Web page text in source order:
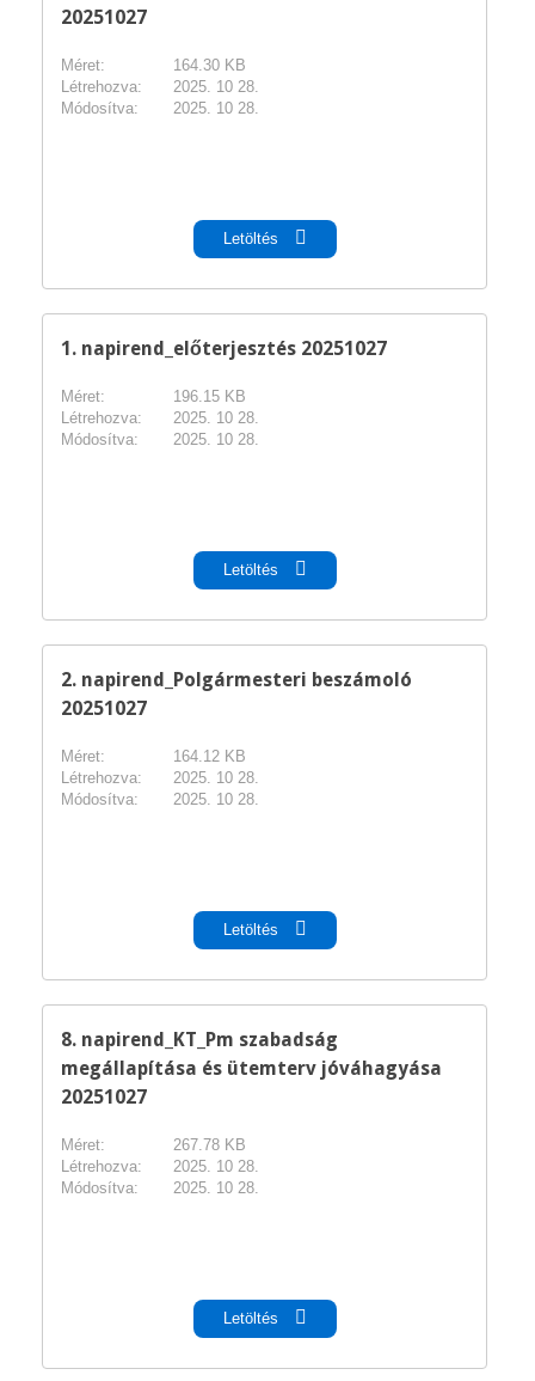
20251027
Méret:
164.30 KB
Létrehozva:
2025. 10 28.
Módosítva:
2025. 10 28.
Letöltés
1. napirend_előterjesztés 20251027
Méret:
196.15 KB
Létrehozva:
2025. 10 28.
Módosítva:
2025. 10 28.
Letöltés
2. napirend_Polgármesteri beszámoló
20251027
Méret:
164.12 KB
Létrehozva:
2025. 10 28.
Módosítva:
2025. 10 28.
Letöltés
8. napirend_KT_Pm szabadság
megállapítása és ütemterv jóváhagyása
20251027
Méret:
267.78 KB
Létrehozva:
2025. 10 28.
Módosítva:
2025. 10 28.
Letöltés